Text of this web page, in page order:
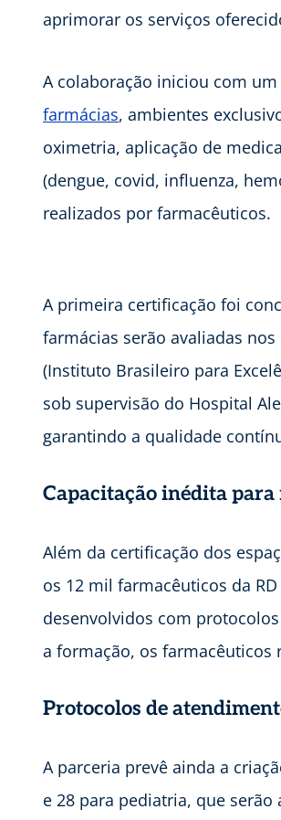
aprimorar os serviços
A colaboração iniciou com um
farmácias, ambientes
oximetria, aplicação de
(dengue, covid, influenza,
realizados por farmacêuticos.
A primeira certificação foi
farmácias serão avaliadas
(Instituto Brasileiro para
sob supervisão do Hospital
garantindo a qualidade
Capacitação inédita
Além da certificação dos
os 12 mil farmacêuticos da
desenvolvidos com
a formação, os farmacêuticos
Protocolos de
A parceria prevê ainda a
e 28 para pediatria, que